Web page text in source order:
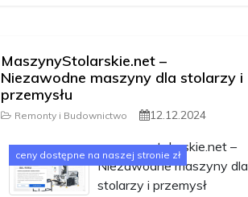
MaszynyStolarskie.net –
Niezawodne maszyny dla stolarzy i
przemysłu
Remonty i Budownictwo 12.12.2024
ceny dostępne na naszej stronie zł
maszynystolarskie.net –
Niezawodne maszyny dla
stolarzy i przemysł